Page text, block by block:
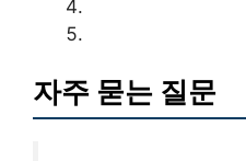
자주 묻는 질문